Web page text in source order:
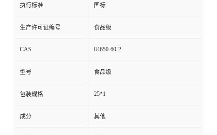
执行标准 国标
生产许可证编号 食品级
CAS 84650-60-2
型号 食品级
包装规格 25*1
成分 其他